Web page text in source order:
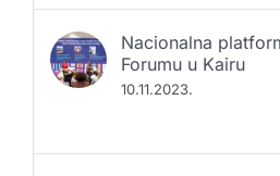
Nacionalna
Forumu u Kairu